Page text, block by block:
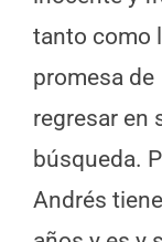
tanto como
promesa de
regresar en
búsqueda.
Andrés